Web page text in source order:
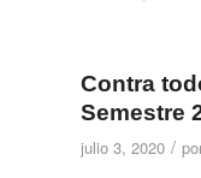
Contra
Semestre
julio 3, 2020 /